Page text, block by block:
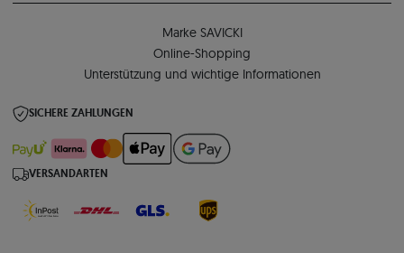
Marke SAVICKI
Online-Shopping
Unterstützung und wichtige Informationen
SICHERE ZAHLUNGEN
VERSANDARTEN